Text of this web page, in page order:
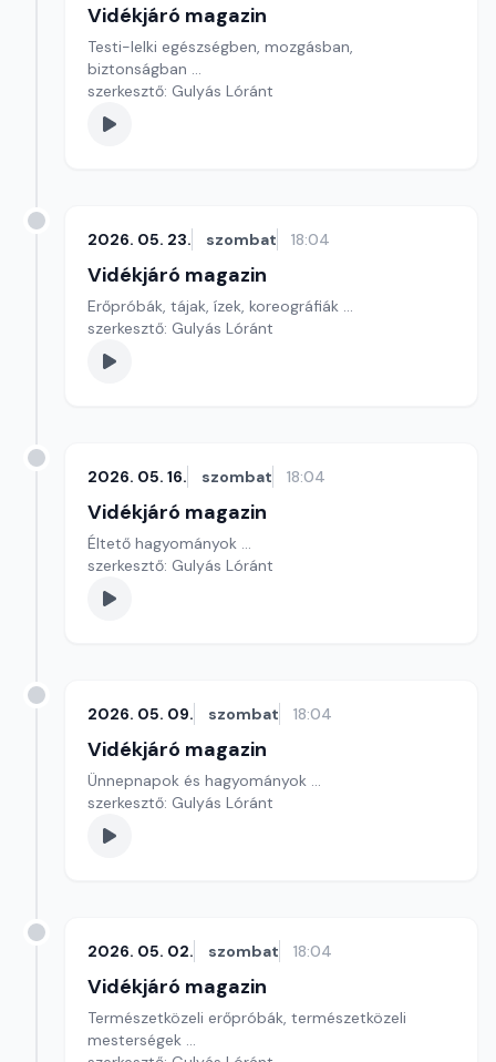
Vidékjáró magazin
Testi-lelki egészségben, mozgásban,
biztonságban ...
szerkesztő: Gulyás Lóránt
2026. 05. 23. szombat 18:04
Vidékjáró magazin
Erőpróbák, tájak, ízek, koreográfiák ...
szerkesztő: Gulyás Lóránt
2026. 05. 16. szombat 18:04
Vidékjáró magazin
Éltető hagyományok ...
szerkesztő: Gulyás Lóránt
2026. 05. 09. szombat 18:04
Vidékjáró magazin
Ünnepnapok és hagyományok ...
szerkesztő: Gulyás Lóránt
2026. 05. 02. szombat 18:04
Vidékjáró magazin
Természetközeli erőpróbák, természetközeli
mesterségek ...